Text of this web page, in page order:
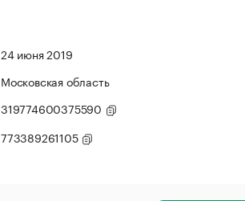
24 июня 2019
Московская область
319774600375590
773389261105